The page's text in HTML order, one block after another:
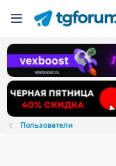
Пользователи